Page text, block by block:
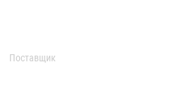
Поставщик